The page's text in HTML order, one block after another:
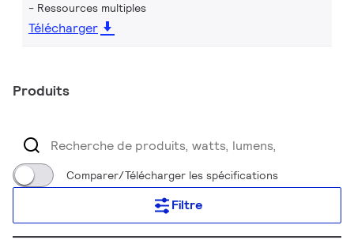
Ressources multiples
Télécharger
Produits
Comparer/Télécharger les spécifications
Filtre